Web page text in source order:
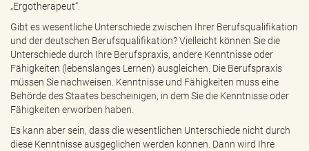
„Ergotherapeut“.
Gibt es wesentliche Unterschiede zwischen Ihrer Berufsqualifikation
und der deutschen Berufsqualifikation? Vielleicht können Sie die
Unterschiede durch Ihre Berufspraxis, andere Kenntnisse oder
Fähigkeiten (lebenslanges Lernen) ausgleichen. Die Berufspraxis
müssen Sie nachweisen. Kenntnisse und Fähigkeiten muss eine
Behörde des Staates bescheinigen, in dem Sie die Kenntnisse oder
Fähigkeiten erworben haben.
Es kann aber sein, dass die wesentlichen Unterschiede nicht durch
diese Kenntnisse ausgeglichen werden können. Dann wird Ihre